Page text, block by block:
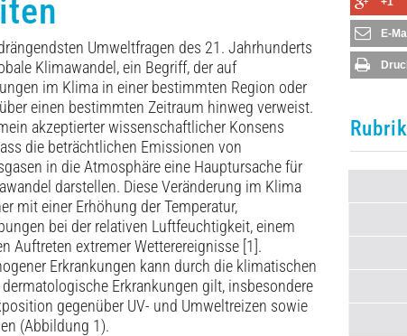
Umweltfragen des 21. Jahrhunderts
Klimawandel, ein Begriff, der auf
im Klima in einer bestimmten Region oder
einen bestimmten Zeitraum hinweg verweist.
akzeptierter wissenschaftlicher Konsens
die beträchtlichen Emissionen von
in die Atmosphäre eine Hauptursache für
darstellen. Diese Veränderung im Klima
mit einer Erhöhung der Temperatur,
bei der relativen Luftfeuchtigkeit, einem
Auftreten extremer Wetterereignisse [1].
Erkrankungen kann durch die klimatischen
Erkrankungen gilt, insbesondere
gegenüber UV- und Umweltreizen sowie
(Abbildung 1).
E-